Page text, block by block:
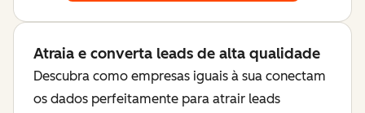
Atraia e converta leads de alta qualidade
Descubra como empresas iguais à sua conectam
os dados perfeitamente para atrair leads